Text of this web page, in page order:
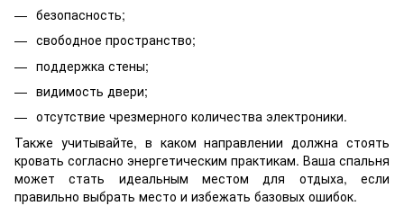
безопасность;
свободное пространство;
поддержка стены;
видимость двери;
отсутствие чрезмерного количества электроники.
Также учитывайте, в каком направлении должна стоять
кровать согласно энергетическим практикам. Ваша спальня
может стать идеальным местом для отдыха, если
правильно выбрать место и избежать базовых ошибок.